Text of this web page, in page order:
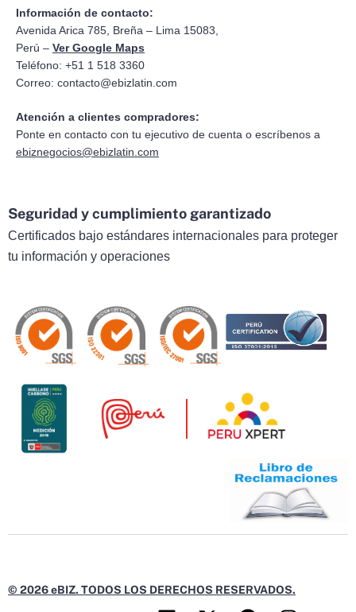
Información de contacto:
Avenida Arica 785, Breña – Lima 15083,
Perú – Ver Google Maps
Teléfono: +51 1 518 3360
Correo: contacto@ebizlatin.com
Atención a clientes compradores:
Ponte en contacto con tu ejecutivo de cuenta o escríbenos a
ebiznegocios@ebizlatin.com
Seguridad y cumplimiento garantizado
Certificados bajo estándares internacionales para proteger
tu información y operaciones
© 2026 eBIZ. TODOS LOS DERECHOS RESERVADOS.